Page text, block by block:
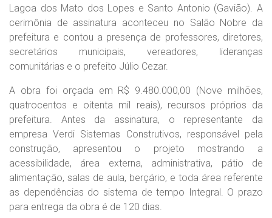
Lagoa dos Mato dos Lopes e Santo Antonio (Gavião). A
cerimônia de assinatura aconteceu no Salão Nobre da
prefeitura e contou a presença de professores, diretores,
secretários municipais, vereadores, lideranças
comunitárias e o prefeito Júlio Cezar.
A obra foi orçada em R$ 9.480.000,00 (Nove milhões,
quatrocentos e oitenta mil reais), recursos próprios da
prefeitura. Antes da assinatura, o representante da
empresa Verdi Sistemas Construtivos, responsável pela
construção, apresentou o projeto mostrando a
acessibilidade, área externa, administrativa, pátio de
alimentação, salas de aula, berçário, e toda área referente
as dependências do sistema de tempo Integral. O prazo
para entrega da obra é de 120 dias.